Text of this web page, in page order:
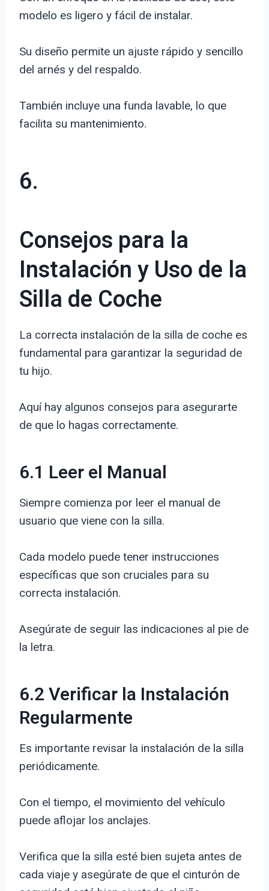
modelo es ligero y fácil de instalar.
Su diseño permite un ajuste rápido y sencillo
del arnés y del respaldo.
También incluye una funda lavable, lo que
facilita su mantenimiento.
6.
Consejos para la
Instalación y Uso de la
Silla de Coche
La correcta instalación de la silla de coche es
fundamental para garantizar la seguridad de
tu hijo.
Aquí hay algunos consejos para asegurarte
de que lo hagas correctamente.
6.1 Leer el Manual
Siempre comienza por leer el manual de
usuario que viene con la silla.
Cada modelo puede tener instrucciones
específicas que son cruciales para su
correcta instalación.
Asegúrate de seguir las indicaciones al pie de
la letra.
6.2 Verificar la Instalación
Regularmente
Es importante revisar la instalación de la silla
periódicamente.
Con el tiempo, el movimiento del vehículo
puede aflojar los anclajes.
Verifica que la silla esté bien sujeta antes de
cada viaje y asegúrate de que el cinturón de